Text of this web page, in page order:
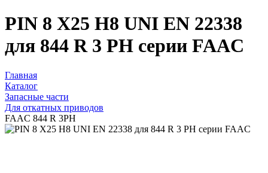
PIN 8 X25 H8 UNI EN 22338
для 844 R 3 PH серии FAAC
Главная
Каталог
Запасные части
Для откатных приводов
FAAC 844 R 3PH